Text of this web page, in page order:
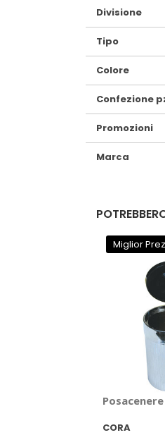
Divisione
Tipo
Colore
Confezione
Promozioni
Marca
Miglior
Posacenere
CORA